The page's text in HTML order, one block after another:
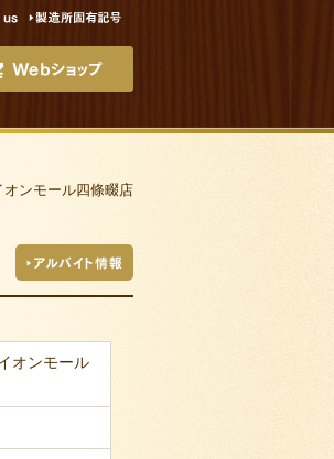
オンモール四條畷店
オンモール